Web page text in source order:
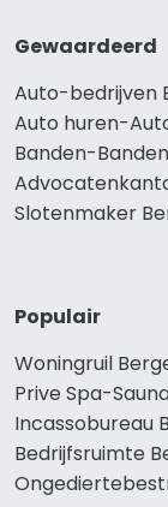
Gewaardeerd
Auto-bedrijven
Auto huren-
Banden-
Slotenmaker
Populair
Woningruil
Prive Spa-
Incassobureau
Bedrijfsruimte